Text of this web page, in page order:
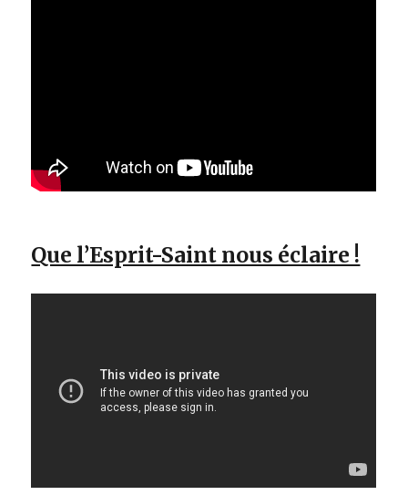
Que l’Esprit-Saint nous éclaire !